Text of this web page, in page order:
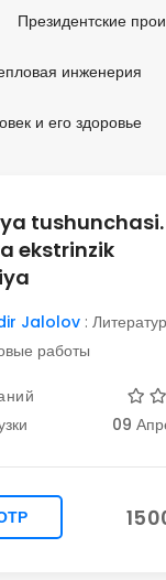
Президентские
инженерия
и его здоровье
tushunchasi.
ekstrinzik
Jalolov :
работы
09